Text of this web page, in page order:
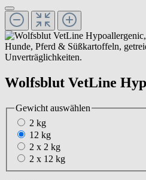
Wolfsblut VetLine
Gewicht auswählen
2 kg
12 kg
2 x 2 kg
2 x 12 kg